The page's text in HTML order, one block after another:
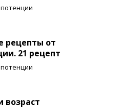
рецепты от
21 рецепт
возраст